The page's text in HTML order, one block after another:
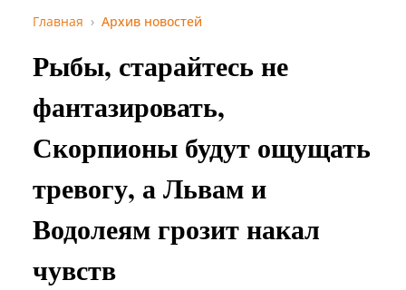
Главная Архив новостей
Рыбы, старайтесь не
фантазировать,
Скорпионы будут ощущать
тревогу, а Львам и
Водолеям грозит накал
чувств